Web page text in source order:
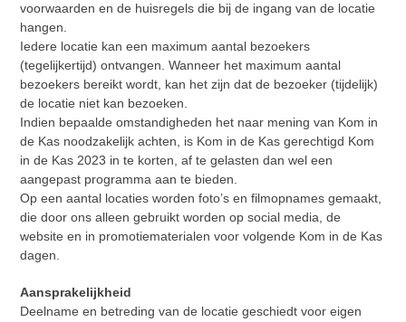
voorwaarden en de huisregels die bij de ingang van de locatie
hangen.
Iedere locatie kan een maximum aantal bezoekers
(tegelijkertijd) ontvangen. Wanneer het maximum aantal
bezoekers bereikt wordt, kan het zijn dat de bezoeker (tijdelijk)
de locatie niet kan bezoeken.
Indien bepaalde omstandigheden het naar mening van Kom in
de Kas noodzakelijk achten, is Kom in de Kas gerechtigd Kom
in de Kas 2023 in te korten, af te gelasten dan wel een
aangepast programma aan te bieden.
Op een aantal locaties worden foto’s en filmopnames gemaakt,
die door ons alleen gebruikt worden op social media, de
website en in promotiematerialen voor volgende Kom in de Kas
dagen.
Aansprakelijkheid
Deelname en betreding van de locatie geschiedt voor eigen